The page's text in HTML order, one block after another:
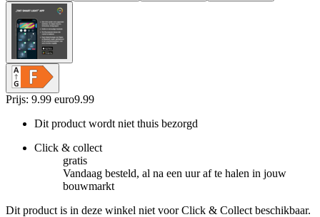
Prijs: 9.99 euro9.99
Dit product wordt niet thuis bezorgd
Click & collect
gratis
Vandaag besteld, al na een uur af te halen in jouw
bouwmarkt
Dit product is in deze winkel niet voor Click & Collect beschikbaar.